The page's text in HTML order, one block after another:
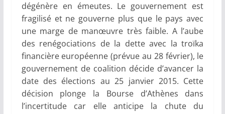
dégénère en émeutes. Le gouvernement est
fragilisé et ne gouverne plus que le pays avec
une marge de manœuvre très faible. A l’aube
des renégociations de la dette avec la troïka
financière européenne (prévue au 28 février), le
gouvernement de coalition décide d’avancer la
date des élections au 25 janvier 2015. Cette
décision plonge la Bourse d’Athènes dans
l’incertitude car elle anticipe la chute du